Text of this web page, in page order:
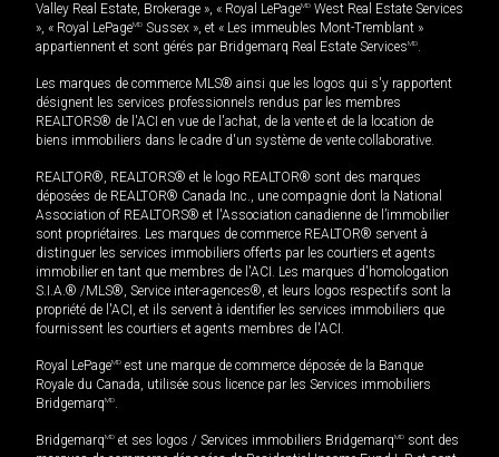
Valley Real Estate, Brokerage », « Royal LePageMD West Real Estate Services
», « Royal LePageMD Sussex », et « Les immeubles Mont-Tremblant »
appartiennent et sont gérés par Bridgemarq Real Estate ServicesMD.
Les marques de commerce MLS® ainsi que les logos qui s'y rapportent
désignent les services professionnels rendus par les membres
REALTORS® de l'ACI en vue de l'achat, de la vente et de la location de
biens immobiliers dans le cadre d'un système de vente collaborative.
REALTOR®, REALTORS® et le logo REALTOR® sont des marques
déposées de REALTOR® Canada Inc., une compagnie dont la National
Association of REALTORS® et l'Association canadienne de l’immobilier
sont propriétaires. Les marques de commerce REALTOR® servent à
distinguer les services immobiliers offerts par les courtiers et agents
immobilier en tant que membres de l'ACI. Les marques d'homologation
S.I.A.® /MLS®, Service inter-agences®, et leurs logos respectifs sont la
propriété de l'ACI, et ils servent à identifier les services immobiliers que
fournissent les courtiers et agents membres de l'ACI.
Royal LePageMD est une marque de commerce déposée de la Banque
Royale du Canada, utilisée sous licence par les Services immobiliers
BridgemarqMD.
BridgemarqMD et ses logos / Services immobiliers BridgemarqMD sont des